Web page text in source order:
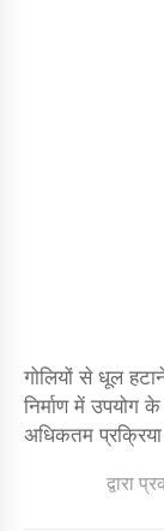
गोलियों से धूल
निर्माण में
अधिकतम
द्वारा